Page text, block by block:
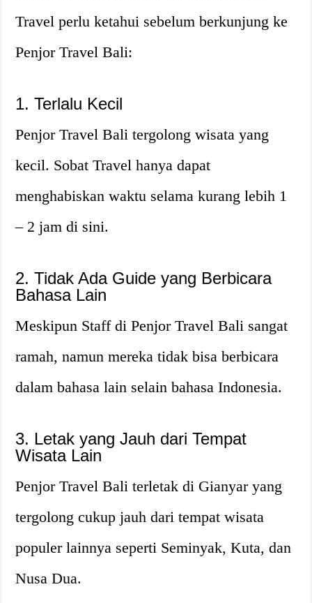
Travel perlu ketahui sebelum berkunjung ke
Penjor Travel Bali:
1. Terlalu Kecil
Penjor Travel Bali tergolong wisata yang
kecil. Sobat Travel hanya dapat
menghabiskan waktu selama kurang lebih 1
– 2 jam di sini.
2. Tidak Ada Guide yang Berbicara
Bahasa Lain
Meskipun Staff di Penjor Travel Bali sangat
ramah, namun mereka tidak bisa berbicara
dalam bahasa lain selain bahasa Indonesia.
3. Letak yang Jauh dari Tempat
Wisata Lain
Penjor Travel Bali terletak di Gianyar yang
tergolong cukup jauh dari tempat wisata
populer lainnya seperti Seminyak, Kuta, dan
Nusa Dua.